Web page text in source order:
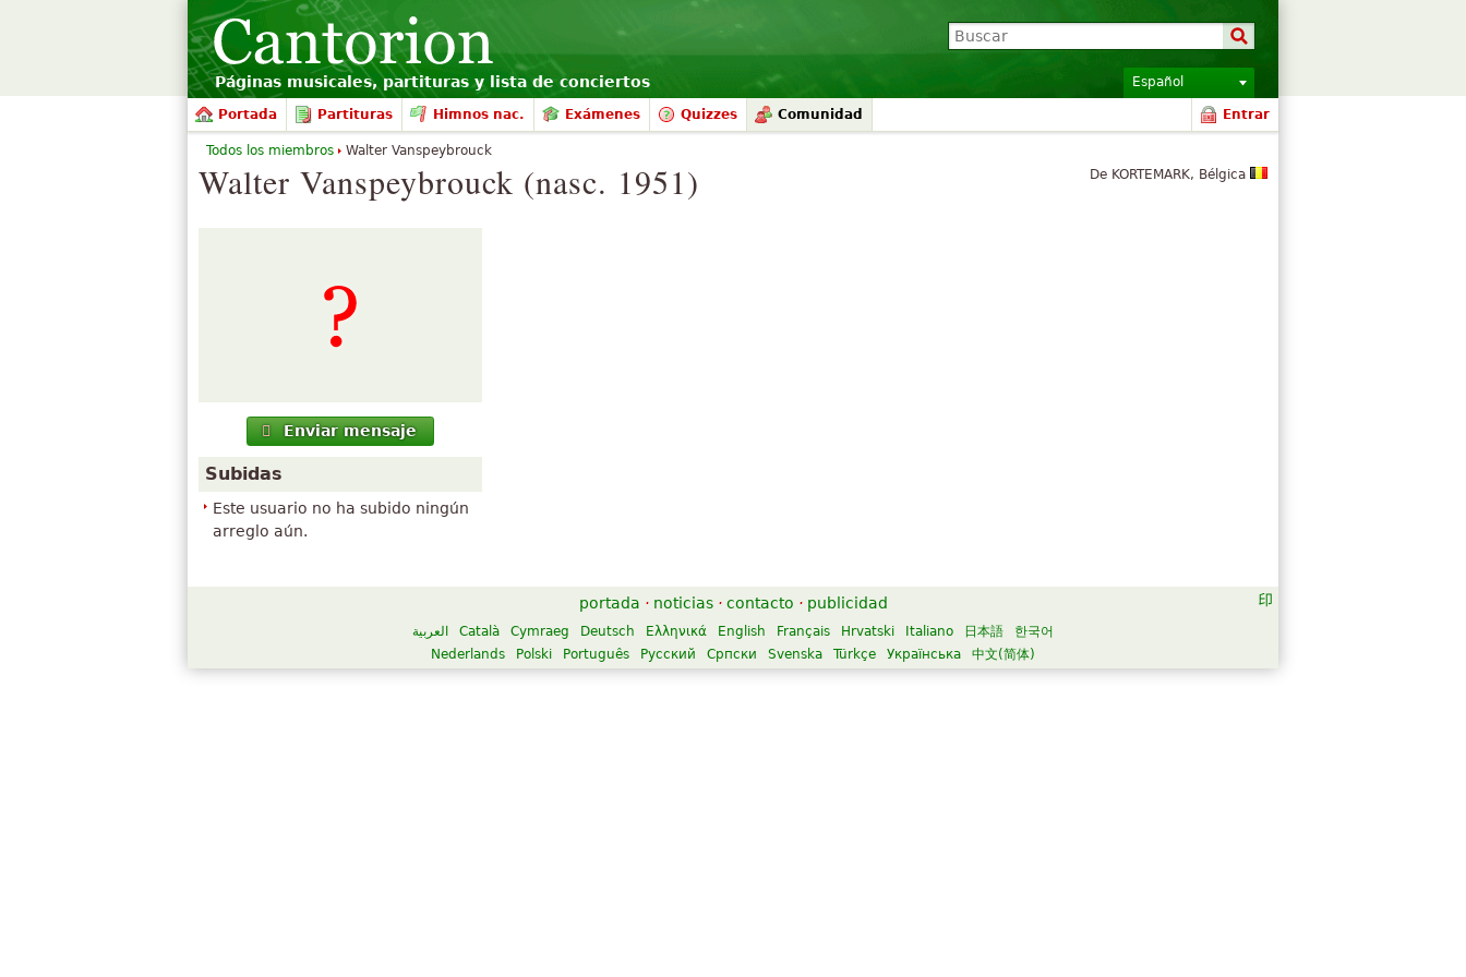
Páginas musicales, partituras y lista de conciertos Español
Portada Partituras Himnos nac. Exámenes Quizzes Comunidad Entrar
De KORTEMARK, Bélgica
Walter Vanspeybrouck (nasc. 1951)
Enviar mensaje
Subidas
Este usuario no ha subido ningún
arreglo aún.
Todos los miembros Walter Vanspeybrouck
portada · noticias · contacto · publicidad
العربية Català Cymraeg Deutsch Ελληνικά English Français Hrvatski Italiano 日本語
한국어
Nederlands
Polski Português Русский Српски Svenska Türkçe Українська 中文(简体)